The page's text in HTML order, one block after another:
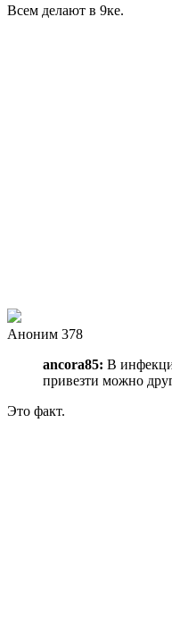
Всем делают в 9ке.
Аноним 378
ancora85: В
привезти можно
Это факт.